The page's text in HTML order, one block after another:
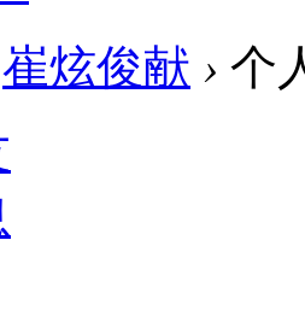
崔炫俊献 › 个